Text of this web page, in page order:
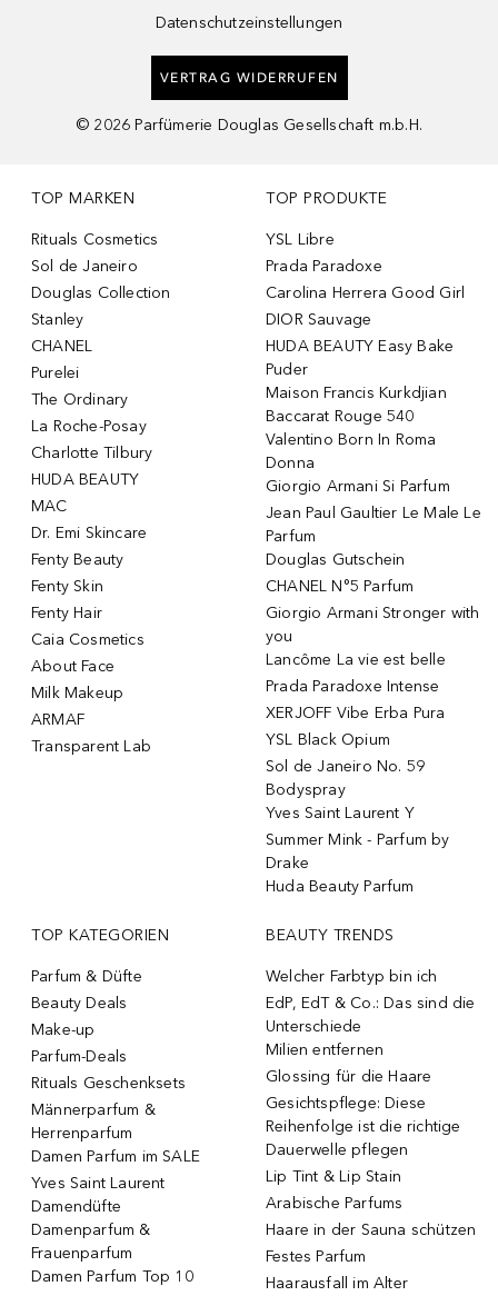
Datenschutzeinstellungen
VERTRAG WIDERRUFEN
© 2026 Parfümerie Douglas Gesellschaft m.b.H.
TOP MARKEN
Rituals Cosmetics
Sol de Janeiro
Douglas Collection
Stanley
CHANEL
Purelei
The Ordinary
La Roche-Posay
Charlotte Tilbury
HUDA BEAUTY
MAC
Dr. Emi Skincare
Fenty Beauty
Fenty Skin
Fenty Hair
Caia Cosmetics
About Face
Milk Makeup
ARMAF
Transparent Lab
TOP PRODUKTE
YSL Libre
Prada Paradoxe
Carolina Herrera Good Girl
DIOR Sauvage
HUDA BEAUTY Easy Bake
Puder
Maison Francis Kurkdjian
Baccarat Rouge 540
Valentino Born In Roma
Donna
Giorgio Armani Si Parfum
Jean Paul Gaultier Le Male Le
Parfum
Douglas Gutschein
CHANEL N°5 Parfum
Giorgio Armani Stronger with
you
Lancôme La vie est belle
Prada Paradoxe Intense
XERJOFF Vibe Erba Pura
YSL Black Opium
Sol de Janeiro No. 59
Bodyspray
Yves Saint Laurent Y
Summer Mink - Parfum by
Drake
Huda Beauty Parfum
TOP KATEGORIEN
Parfum & Düfte
Beauty Deals
Make-up
Parfum-Deals
Rituals Geschenksets
Männerparfum &
Herrenparfum
Damen Parfum im SALE
Yves Saint Laurent
Damendüfte
Damenparfum &
Frauenparfum
Damen Parfum Top 10
BEAUTY TRENDS
Welcher Farbtyp bin ich
EdP, EdT & Co.: Das sind die
Unterschiede
Milien entfernen
Glossing für die Haare
Gesichtspflege: Diese
Reihenfolge ist die richtige
Dauerwelle pflegen
Lip Tint & Lip Stain
Arabische Parfums
Haare in der Sauna schützen
Festes Parfum
Haarausfall im Alter